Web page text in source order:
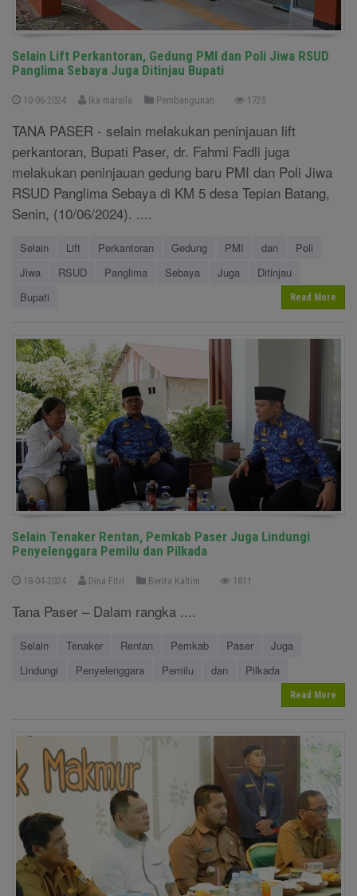
Selain Lift Perkantoran, Gedung PMI dan Poli Jiwa RSUD
Panglima Sebaya Juga Ditinjau Bupati
10-06-2024 Ika marsila Pembangunan 1725
TANA PASER - selain melakukan peninjauan lift
perkantoran, Bupati Paser, dr. Fahmi Fadli juga
melakukan peninjauan gedung baru PMI dan Poli Jiwa
RSUD Panglima Sebaya di KM 5 desa Tepian Batang,
Senin, (10/06/2024). ....
Selain Lift Perkantoran Gedung PMI dan
Poli
Jiwa
RSUD Panglima Sebaya Juga
Ditinjau
Bupati
Read More
Selain Tenaker Rentan, Pemkab Paser Juga Lindungi
Penyelenggara Pemilu dan Pilkada
18-04-2024 Dina Fitri Berita Kaltim 1811
Tana Paser – Dalam rangka ....
Selain Tenaker Rentan Pemkab Paser
Juga
Lindungi
Penyelenggara Pemilu dan Pilkada
Read More